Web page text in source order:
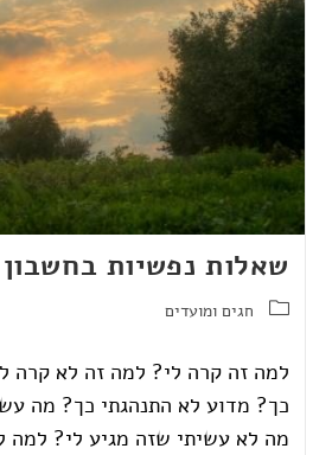
שאלות נפשיות בחשבון
חגים ומועדים
למה זה קרה לי? למה זה לא קרה
כך? מדוע לא התנהגתי כך? מה
מה לא עשיתי שזה מגיע לי? למה